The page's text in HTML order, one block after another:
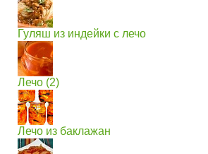
Гуляш из индейки с лечо
Лечо (2)
Лечо из баклажан